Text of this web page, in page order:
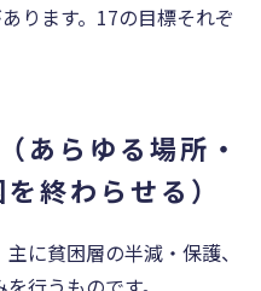
ります。17の目標それぞ
あらゆる場所・
終わらせる）
に貧困層の半減・保護、